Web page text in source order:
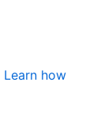
Learn how